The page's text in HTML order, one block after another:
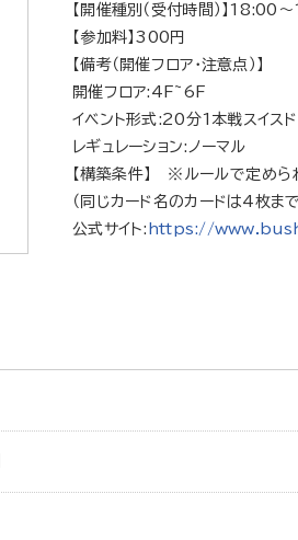
【開催種別（受付時間）】18:00
【参加料】300円
【備考（開催フロア・注意点）】
開催フロア:4F~6F
イベント形式:20分1本戦スイス
レギュレーション:ノーマル
【構築条件】 ※ルールで定めら
（同じカード名のカードは4枚ま
公式サイト: https://